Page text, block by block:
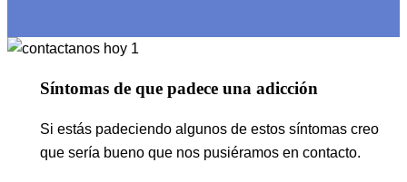
Síntomas de que padece una adicción
Si estás padeciendo algunos de estos síntomas creo
que sería bueno que nos pusiéramos en contacto.